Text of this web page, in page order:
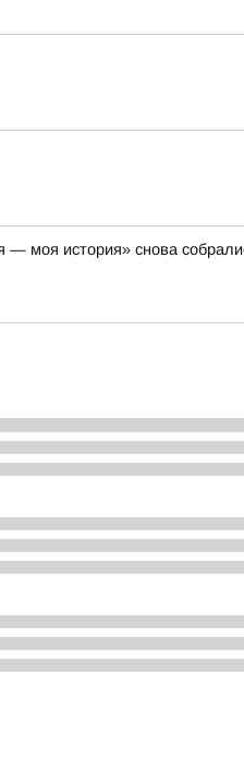
история» снова